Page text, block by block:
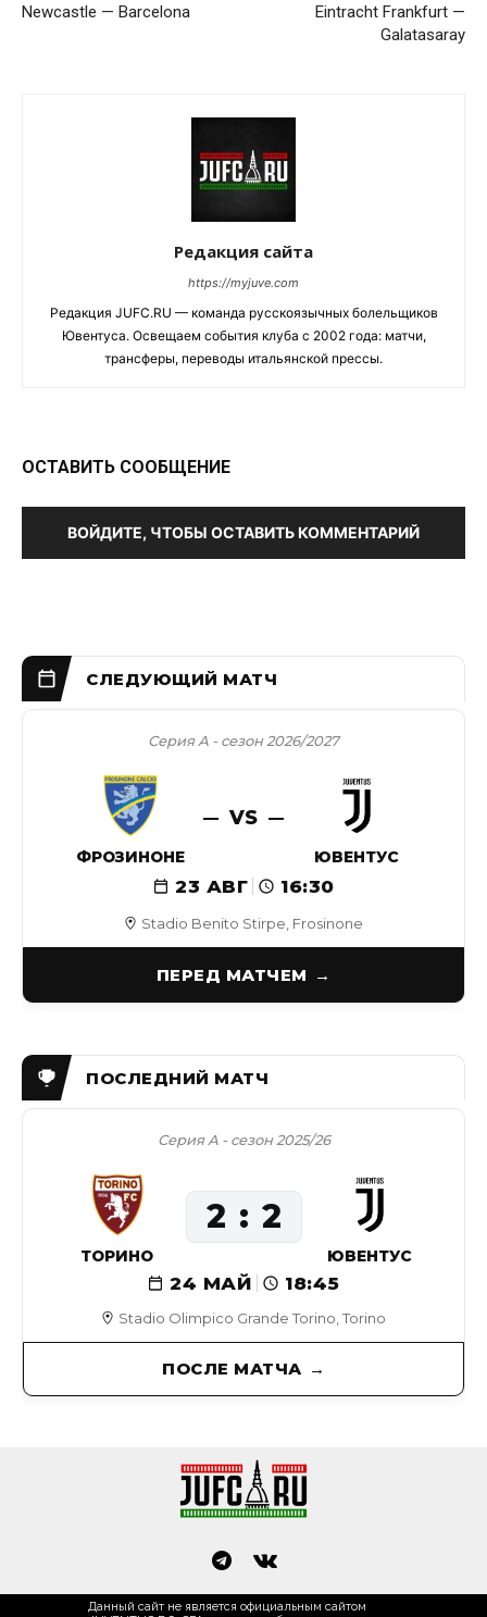
Newcastle — Barcelona
Eintracht Frankfurt —
Galatasaray
Редакция сайта
https://myjuve.com
Редакция JUFC.RU — команда русскоязычных болельщиков
Ювентуса. Освещаем события клуба с 2002 года: матчи,
трансферы, переводы итальянской прессы.
ОСТАВИТЬ СООБЩЕНИЕ
ВОЙДИТЕ, ЧТОБЫ ОСТАВИТЬ КОММЕНТАРИЙ
Stadio Benito Stirpe, Frosinone
Серия А - сезон 2026/2027
ФРОЗИНОНЕ
VS
ЮВЕНТУС
23 АВГ 16:30
ПЕРЕД МАТЧЕМ
Stadio Olimpico Grande Torino, Torino
Серия А - сезон 2025/26
24 МАЙ 18:45
ТОРИНО
2 2
ЮВЕНТУС
ПОСЛЕ МАТЧА
Данный сайт не является официальным сайтом